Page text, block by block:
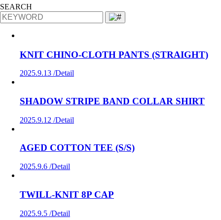
SEARCH
KNIT CHINO-CLOTH PANTS (STRAIGHT)
2025.9.13 /Detail
SHADOW STRIPE BAND COLLAR SHIRT
2025.9.12 /Detail
AGED COTTON TEE (S/S)
2025.9.6 /Detail
TWILL-KNIT 8P CAP
2025.9.5 /Detail